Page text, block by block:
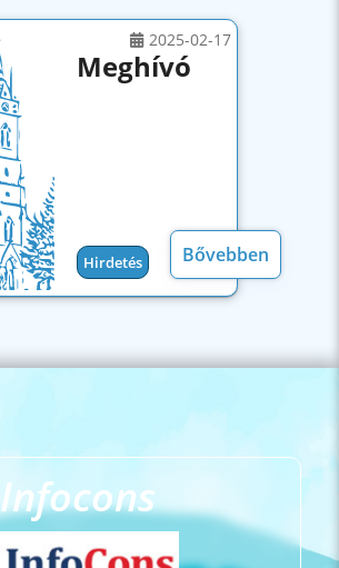
Meghívó
Hirdetés
2025-02-17
Bővebben
Infocons